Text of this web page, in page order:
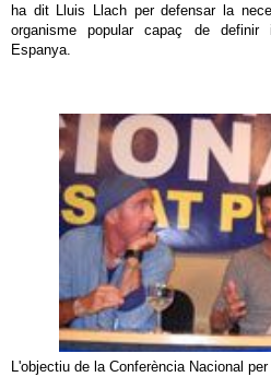
ha dit Lluis Llach per defensar la
organisme popular capaç de
Espanya.
L'objectiu de la Conferència Nacional